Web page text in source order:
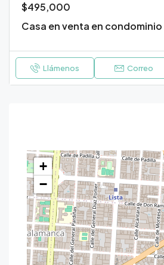
$495,000
Casa en venta en condominio
Llámenos Correo
+
−